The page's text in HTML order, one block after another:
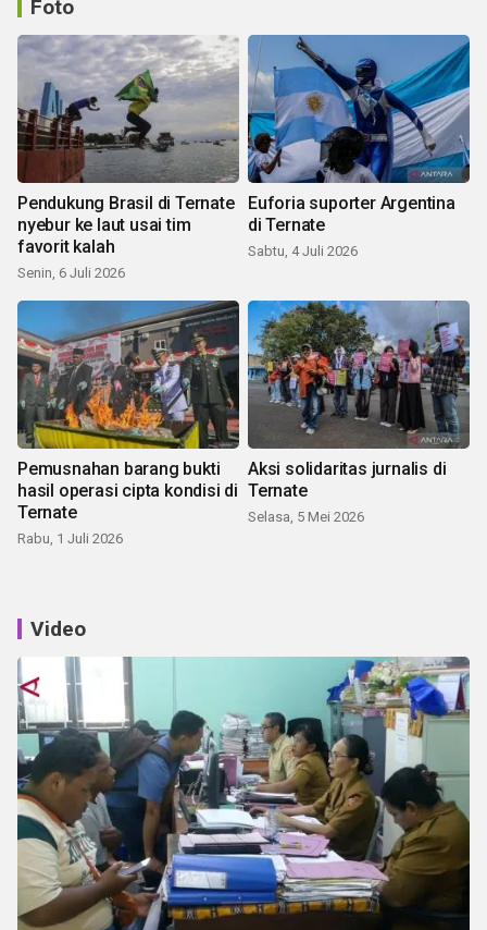
Foto
Pendukung Brasil di Ternate
nyebur ke laut usai tim
favorit kalah
Senin, 6 Juli 2026
Euforia suporter Argentina
di Ternate
Sabtu, 4 Juli 2026
Pemusnahan barang bukti
hasil operasi cipta kondisi di
Ternate
Rabu, 1 Juli 2026
Aksi solidaritas jurnalis di
Ternate
Selasa, 5 Mei 2026
Video